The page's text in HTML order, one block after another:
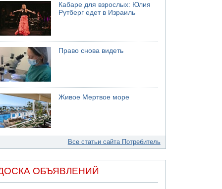
Кабаре для взрослых: Юлия
Рутберг едет в Израиль
Право снова видеть
Живое Мертвое море
Все статьи сайта Потребитель
ОБЪЯВЛЕНИЙ